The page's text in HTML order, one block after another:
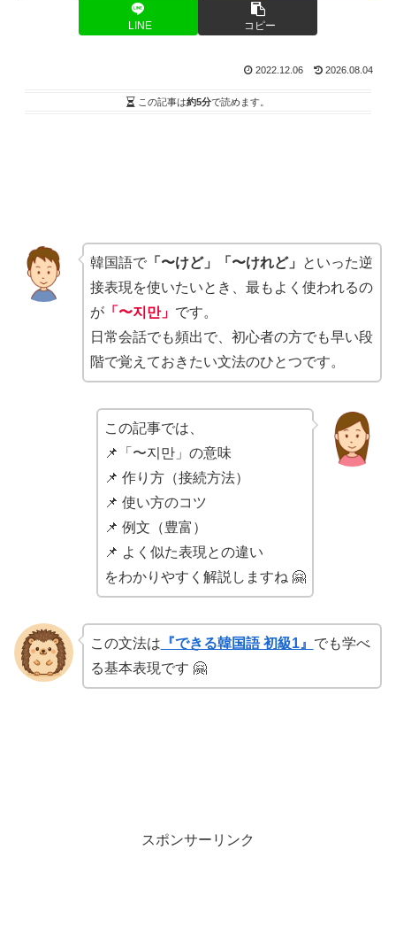
LINE コピー
2022.12.06 2026.08.04
この記事は約5分で読めます。
韓国語で「〜けど」「〜けれど」
といった逆
接表現を使いたいとき、最もよく使われるの
が「〜지만」 です。
日常会話でも頻出で、初心者の方でも早い段
階で覚えておきたい文法のひとつです。
この記事では、
📌「〜지만」の意味
📌 作り方（接続方法）
📌 使い方のコツ
📌 例文（豊富）
📌 よく似た表現との違い
をわかりやすく解説しますね 🤗
この文法は 『できる韓国語 初級1』 でも学べ
る基本表現です 🤗
スポンサーリンク